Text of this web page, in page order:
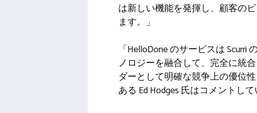
は新しい機能を発揮し、顧客の
ます。」
「HelloDone のサービスは
ノロジーを融合して、完全に統
ダーとして明確な競争上の優位
ある Ed Hodges 氏はコメントして